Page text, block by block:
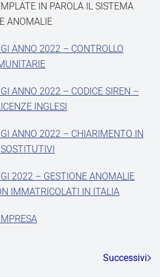
IN PAROLA IL SISTEMA
ANOMALIE
ANNO 2022 – CONTROLLO
ANNO 2022 – CODICE SIREN –
INGLESI
ANNO 2022 – CHIARIMENTO IN
2022 – GESTIONE ANOMALIE
IMMATRICOLATI IN ITALIA
Successivi